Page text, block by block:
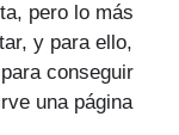
pero lo más
y para ello,
conseguir
una página